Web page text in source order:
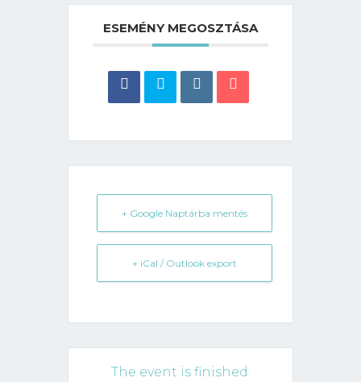
ESEMÉNY MEGOSZTÁSA
+ Google Naptárba mentés
+ iCal / Outlook export
The event is finished.